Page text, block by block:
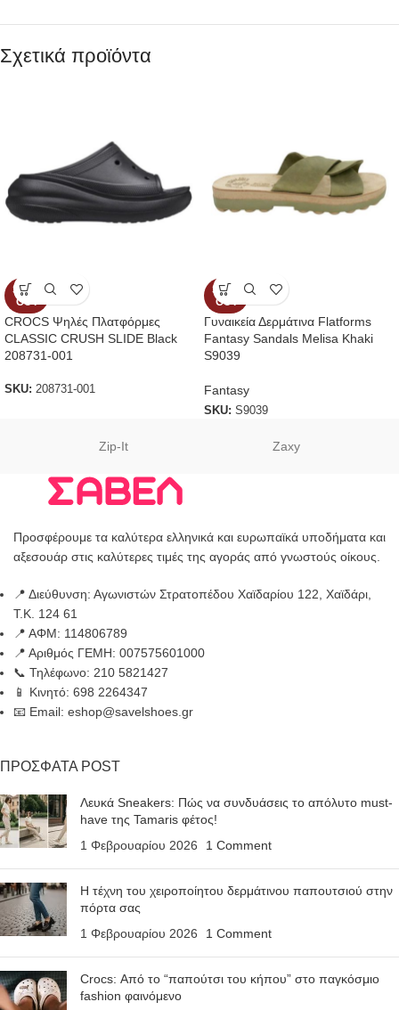
Σχετικά προϊόντα
SOLD
OUT
CROCS Ψηλές Πλατφόρμες
CLASSIC CRUSH SLIDE Black
208731-001
SKU: 208731-001
SOLD
OUT
Γυναικεία Δερμάτινα Flatforms
Fantasy Sandals Melisa Khaki
S9039
Fantasy
SKU: S9039
Zip-It Zaxy
Προσφέρουμε τα καλύτερα ελληνικά και ευρωπαϊκά υποδήματα και
αξεσουάρ στις καλύτερες τιμές της αγοράς από γνωστούς οίκους.
📍 Διεύθυνση: Αγωνιστών Στρατοπέδου Χαϊδαρίου 122, Χαϊδάρι,
Τ.Κ. 124 61
📍 ΑΦΜ: 114806789
📍 Αριθμός ΓΕΜΗ: 007575601000
📞 Τηλέφωνο: 210 5821427
📱 Κινητό: 698 2264347
📧 Email: eshop@savelshoes.gr
ΠΡΟΣΦΑΤΑ POST
Λευκά Sneakers: Πώς να συνδυάσεις το απόλυτο must-
have της Tamaris φέτος!
1 Φεβρουαρίου 2026
1 Comment
Η τέχνη του χειροποίητου δερμάτινου παπουτσιού στην
πόρτα σας
1 Φεβρουαρίου 2026
1 Comment
Crocs: Από το “παπούτσι του κήπου” στο παγκόσμιο
fashion φαινόμενο